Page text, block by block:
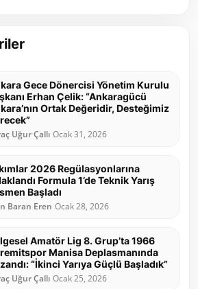
Gece Dönercisi Yönetim Kurulu
Erhan Çelik: “Ankaragücü
Ortak Değeridir, Desteğimiz
Uğur Çallı Ocak 31, 2026
2026 Regülasyonlarına
Formula 1’de Teknik Yarış
Başladı
Baran Eren Ocak 28, 2026
Amatör Lig 8. Grup’ta 1966
Manisa Deplasmanında
“İkinci Yarıya Güçlü Başladık”
Uğur Çallı Ocak 25, 2026